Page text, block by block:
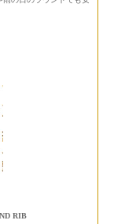
RIB